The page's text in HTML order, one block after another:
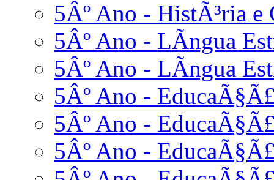
5Âº Ano - HistÃ³ria e
5Âº Ano - LÃ­ngua
5Âº Ano - LÃ­ngua
5Âº Ano -
5Âº Ano -
5Âº Ano -